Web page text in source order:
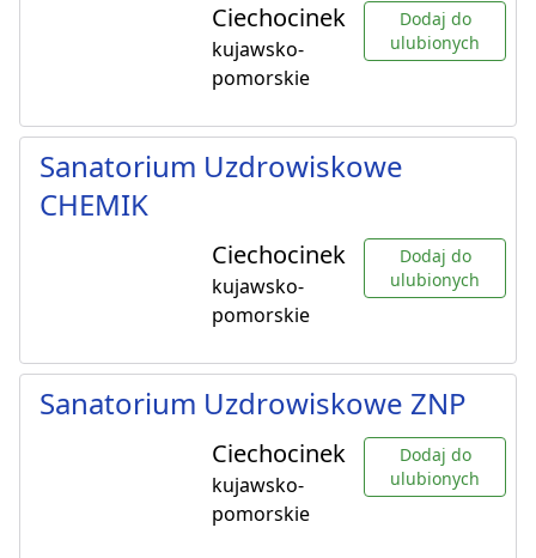
Ciechocinek
kujawsko-
pomorskie
Dodaj do
ulubionych
Sanatorium Uzdrowiskowe
CHEMIK
Ciechocinek
kujawsko-
pomorskie
Dodaj do
ulubionych
Sanatorium Uzdrowiskowe ZNP
Ciechocinek
kujawsko-
pomorskie
Dodaj do
ulubionych